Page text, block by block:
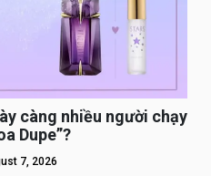
càng nhiều người chạy
Dupe”?
7, 2026